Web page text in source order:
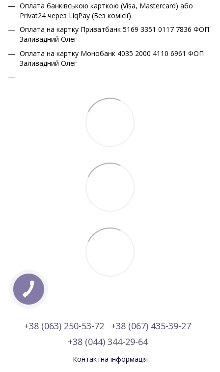
Оплата банківською карткою (Visa, Mastercard) або
Privat24 через LiqPay (Без комісії)
Оплата на картку Приватбанк 5169 3351 0117 7836 ФОП
Заливадний Олег
Оплата на картку Монобанк 4035 2000 4110 6961 ФОП
Заливадний Олег
+38 (063) 250-53-72
+38 (067) 435-39-27
+38 (044) 344-29-64
Контактна інформація